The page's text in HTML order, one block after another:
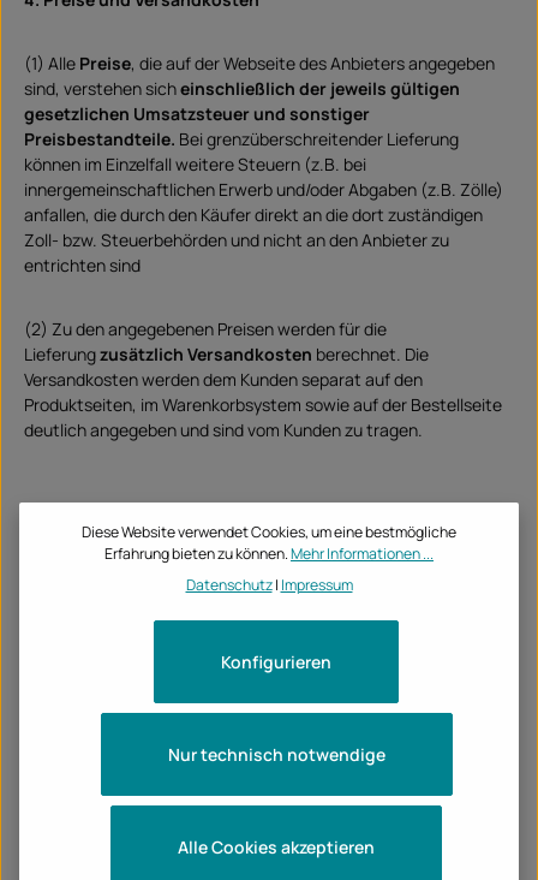
(1) Alle Preise, die auf der Webseite des Anbieters angegeben
sind, verstehen sicheinschließlich der jeweils gültigen
gesetzlichen Umsatzsteuer und sonstiger
Preisbestandteile. Bei grenzüberschreitender Lieferung
können im Einzelfall weitere Steuern (z.B. bei
innergemeinschaftlichen Erwerb und/oder Abgaben (z.B. Zölle)
anfallen, die durch den Käufer direkt an die dort zuständigen
Zoll- bzw. Steuerbehörden und nicht an den Anbieter zu
entrichten sind
(2) Zu den angegebenen Preisen werden für die
Lieferungzusätzlich Versandkosten berechnet. Die
Versandkosten werden dem Kunden separat auf den
Produktseiten, im Warenkorbsystem sowie auf der Bestellseite
deutlich angegeben und sind vom Kunden zu tragen.
5. Zahlungsmodalitäten
(1) Die Zahlung des Kaufpreises ist unmittelbar mit
Kalender bestimmt, so kommt der Kunde bereits durch
Versäumung des Termins in Verzug. In diesem Fall hat er den
Anbieter Verzugszinsen in Höhe von 5 Prozentpunkten über dem
Basiszins zu zahlen.
(2) Die Verpflichtung des Kunden zur Zahlung von Verzugszinsen
schließt die Geltendmachung weiterer Verzugsschäden durch
den Anbieter nicht aus.
Diese Website verwendet Cookies, um eine bestmögliche
Erfahrung bieten zu können.Mehr Informationen ...
Datenschutz| Impressum
Nur technisch notwendige
Konfigurieren
Alle Cookies akzeptieren